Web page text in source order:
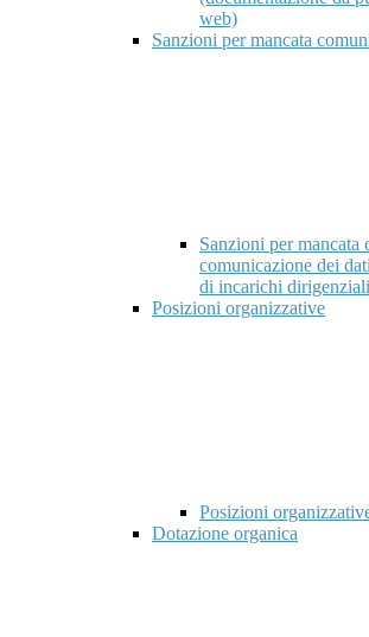
web)
Sanzioni per mancata
Sanzioni per mancata
comunicazione dei
di incarichi dirigenziali
Posizioni organizzative
Posizioni
Dotazione organica